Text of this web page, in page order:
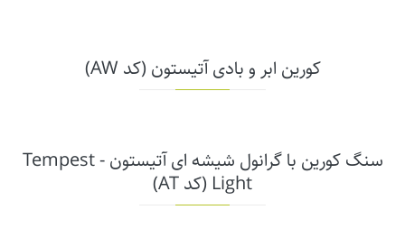
کورین ابر و بادی آتیستون (کد AW)
سنگ کورین با گرانول شیشه ای آتیستون - Tempest
Light (کد AT)